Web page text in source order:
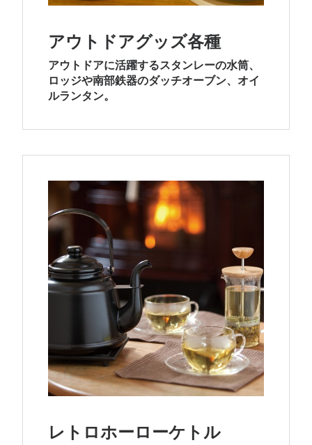
アウトドアグッズ各種
アウトドアに活躍するスタンレーの水筒、
ロッジや南部鉄器のダッチオーブン、オイ
ルランタン。
レトロホーローケトル